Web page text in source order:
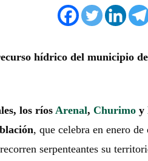
hídrico del municipio de
los ríos Arenal, Churimo y
, que celebra en enero
serpenteantes su